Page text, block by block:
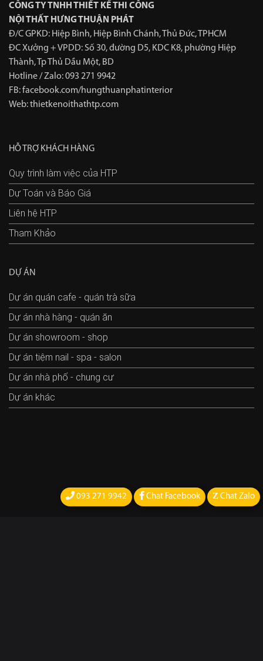
CÔNG TY TNHH THIẾT KẾ THI CÔNG
NỘI THẤT HƯNG THUẬN PHÁT
Đ/C GPKD: Hiệp Bình, Hiệp Bình Chánh, Thủ Đức, TPHCM
ĐC Xưởng + VPDD: Số 30, đường D5, KDC K8, phường Hiệp
Thành, Tp Thủ Dầu Một, BD
Hotline / Zalo:093 271 9942
FB: facebook.com/hungthuanphatinterior
Web: thietkenoithathtp.com
HỖ TRỢ KHÁCH HÀNG
Quy trình làm việc của HTP
Dự Toán và Báo Giá
Liên hệ HTP
Tham Khảo
DỰ ÁN
Dự án quán cafe - quán trà sữa
Dự án nhà hàng - quán ăn
Dự án showroom - shop
Dự án tiệm nail - spa - salon
Dự án nhà phố - chung cư
Dự án khác
093 271 9942 Chat Facebook Z Chat Zalo